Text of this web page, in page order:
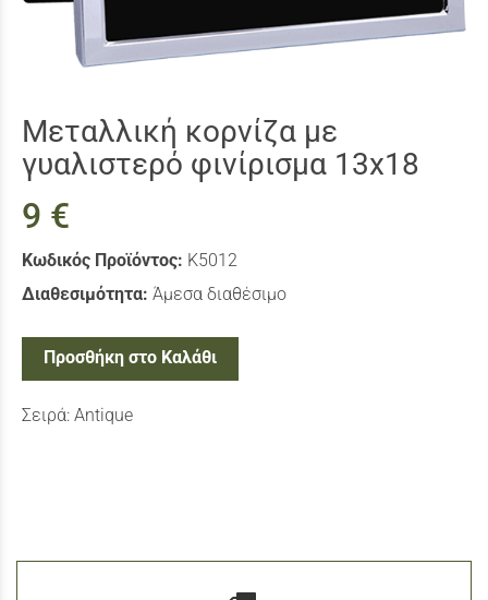
Μεταλλική κορνίζα με
γυαλιστερό φινίρισμα 13x18
9 €
Κωδικός Προϊόντος: Κ5012
Διαθεσιμότητα: Άμεσα διαθέσιμο
Προσθήκη στο Καλάθι
Σειρά: Antique